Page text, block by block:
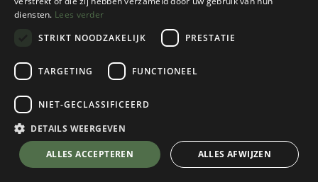
wie bewust en licht reist. Voor langere, zelfvoorzienende
tochten kan een model van 60 tot 90 liter geschikter zijn.
Bij zulke rugzakken zijn een correcte ruglengte en een
goed aansluitende heupgordel bijzonder belangrijk.
Twijfel je over de juiste rugzak?
RUGZAK KEUZEGIDS
Osprey
EXOS 48 HEREN
2 color(s) available
€234,95
Osprey
diensten. Lees verder
STRIKT NOODZAKELIJK
PRESTATIE
TARGETING FUNCTIONEEL
NIET-GECLASSIFICEERD
DETAILS WEERGEVEN
ALLES ACCEPTEREN ALLES AFWIJZEN